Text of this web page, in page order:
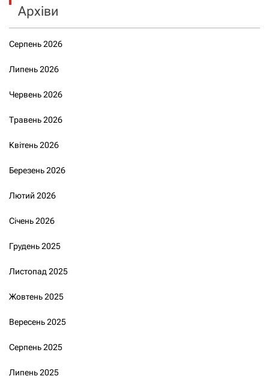
Архіви
Серпень 2026
Липень 2026
Червень 2026
Травень 2026
Квітень 2026
Березень 2026
Лютий 2026
Січень 2026
Грудень 2025
Листопад 2025
Жовтень 2025
Вересень 2025
Серпень 2025
Липень 2025